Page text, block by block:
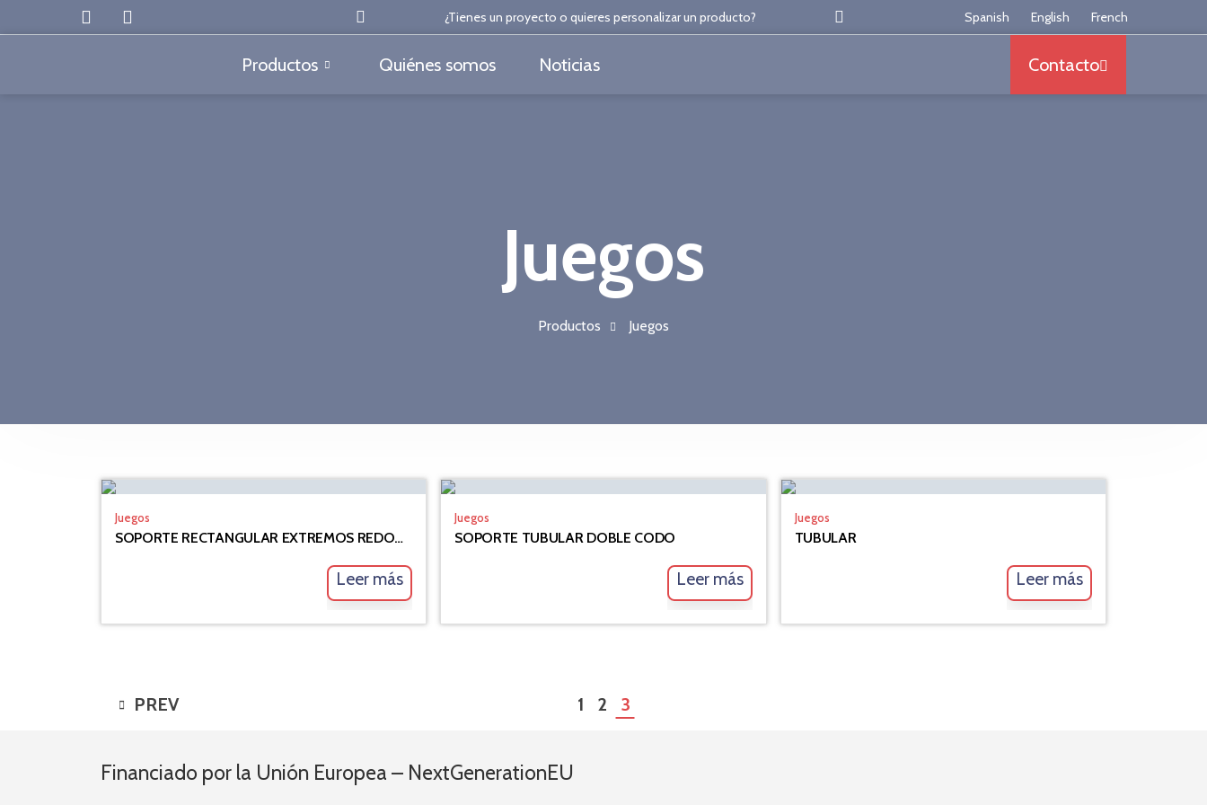
¿Tienes un proyecto o quieres personalizar un producto? Somos los mayores especialistas en España en
Spanish English French
Productos Quiénes somos Noticias Contacto
Juegos
Productos Juegos
Juegos
SOPORTE RECTANGULAR EXTREMOS REDONDOS
Leer más
Juegos
SOPORTE TUBULAR DOBLE CODO
Leer más
Juegos
TUBULAR
Leer más
PREV 1 2 3
Financiado por la Unión Europea – NextGenerationEU